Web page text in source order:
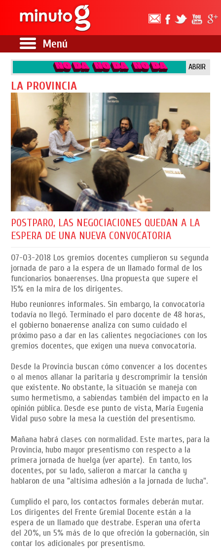
Menú
ABRIR
LA PROVINCIA
POSTPARO, LAS NEGOCIACIONES QUEDAN A LA
ESPERA DE UNA NUEVA CONVOCATORIA
07-03-2018 Los gremios docentes cumplieron su segunda
jornada de paro a la espera de un llamado formal de los
funcionarios bonaerenses. Una propuesta que supere el
15% en la mira de los dirigentes.
Hubo reunionres informales. Sin embargo, la convocatoria
todavía no llegó. Terminado el paro docente de 48 horas,
el gobierno bonaerense analiza con sumo cuidado el
próximo paso a dar en las calientes negociaciones con los
gremios docentes, que exigen una nueva convocatoria.
Desde la Provincia buscan cómo convencer a los docentes
o al menos allanar la paritaria y descromprimir la tensión
que existente. No obstante, la situación se maneja con
sumo hermetismo, a sabiendas también del impacto en la
opinión pública. Desde ese punto de vista, María Eugenia
Vidal puso sobre la mesa la cuestión del presentismo.
Mañana habrá clases con normalidad. Este martes, para la
Provincia, hubo mayor presentismo con respecto a la
primera jornada de huelga (ver aparte). En tanto, los
docentes, por su lado, salieron a marcar la cancha y
hablaron de una "altísima adhesión a la jornada de lucha".
Cumplido el paro, los contactos formales deberán mutar.
Los dirigentes del Frente Gremial Docente están a la
espera de un llamado que destrabe. Esperan una oferta
del 20%, un 5% más de lo que ofreción la gobernación, sin
contar los adicionales por presentismo.